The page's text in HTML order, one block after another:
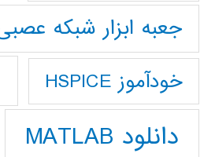
جعبه ابزار شبکه
خودآموز HSPICE
دانلود MATLAB